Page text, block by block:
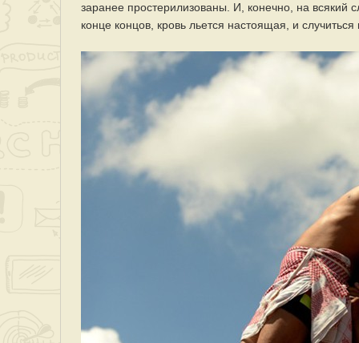
заранее простерилизованы. И, конечно, на всякий
конце концов, кровь льется настоящая, и